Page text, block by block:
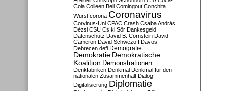
Cola Colleen Bell Comingout Conchita
Wurst corona Coronavirus
Corvinus-Uni CPAC Crash Csaba András
Dézsi CSU Csíki Sör Dankesgeld
Datenschutz David B. Cornstein David
Cameron David Schwezoff Davos
Debrecen defi Demografie
Demokratie Demokratische
Koalition Demonstrationen
Denkfabriken Denkmal Denkmal für den
nationalen Zusammenhalt Dialog
Digitalisierung Diplomatie